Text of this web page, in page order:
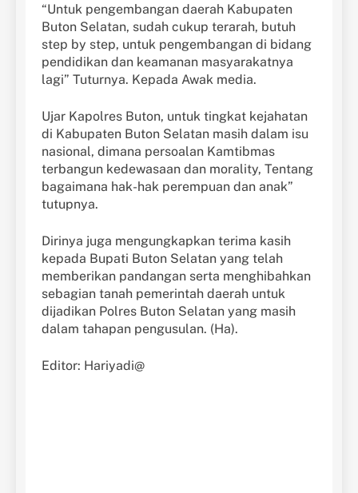
“Untuk pengembangan daerah Kabupaten
Buton Selatan, sudah cukup terarah, butuh
step by step, untuk pengembangan di bidang
pendidikan dan keamanan masyarakatnya
lagi” Tuturnya. Kepada Awak media.
Ujar Kapolres Buton, untuk tingkat kejahatan
di Kabupaten Buton Selatan masih dalam isu
nasional, dimana persoalan Kamtibmas
terbangun kedewasaan dan morality, Tentang
bagaimana hak-hak perempuan dan anak”
tutupnya.
Dirinya juga mengungkapkan terima kasih
kepada Bupati Buton Selatan yang telah
memberikan pandangan serta menghibahkan
sebagian tanah pemerintah daerah untuk
dijadikan Polres Buton Selatan yang masih
dalam tahapan pengusulan. (Ha).
Editor: Hariyadi@